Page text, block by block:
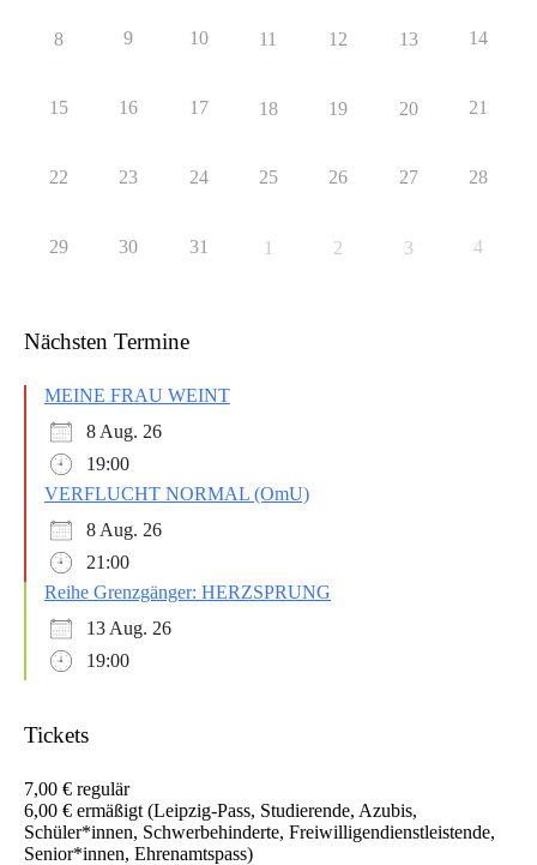
8 9 10 11 12 13 14
15 16 17 18 19 20 21
22 23 24 25 26 27 28
29 30 31 1 2 3 4
Nächsten Termine
MEINE FRAU WEINT
8 Aug. 26
19:00
VERFLUCHT NORMAL (OmU)
8 Aug. 26
21:00
Reihe Grenzgänger: HERZSPRUNG
13 Aug. 26
19:00
Tickets
7,00 € regulär
6,00 € ermäßigt (Leipzig-Pass, Studierende, Azubis,
Schüler*innen, Schwerbehinderte, Freiwilligendienstleistende,
Senior*innen, Ehrenamtspass)